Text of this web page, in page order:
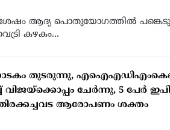
ശേഷം ആദ്യ പൊതുയോഗത്തിൽ
കഴകം...
നാടകം തുടരുന്നു,
ചേർന്നു, 5 പേർ
ആരോപണം ശക്തം